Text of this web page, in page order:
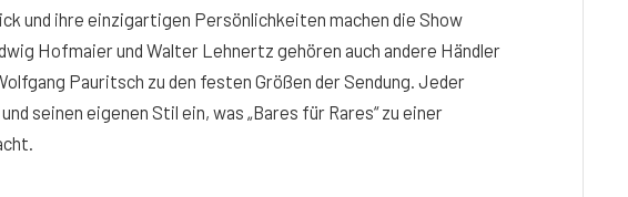
und ihre einzigartigen Persönlichkeiten machen die Show
Hofmaier und Walter Lehnertz gehören auch andere Händler
Pauritsch zu den festen Größen der Sendung. Jeder
seinen eigenen Stil ein, was „Bares für Rares“ zu einer